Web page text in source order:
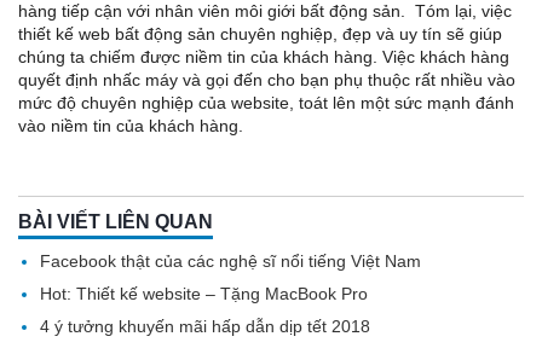
hàng tiếp cận với nhân viên môi giới bất động sản. Tóm lại, việc
thiết kế web bất động sản chuyên nghiệp, đẹp và uy tín sẽ giúp
chúng ta chiếm được niềm tin của khách hàng. Việc khách hàng
quyết định nhấc máy và gọi đến cho bạn phụ thuộc rất nhiều vào
mức độ chuyên nghiệp của website, toát lên một sức mạnh đánh
vào niềm tin của khách hàng.
BÀI VIẾT LIÊN QUAN
Facebook thật của các nghệ sĩ nổi tiếng Việt Nam
Hot: Thiết kế website – Tặng MacBook Pro
4 ý tưởng khuyến mãi hấp dẫn dịp tết 2018